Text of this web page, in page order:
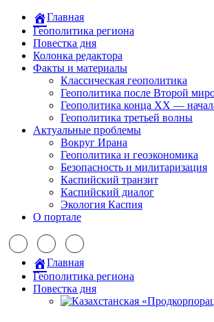
Главная
Геополитика региона
Повестка дня
Колонка редактора
Факты и материалы
Классическая геополитика
Геополитика после Второй
Геополитика конца XX —
Геополитика третьей волны
Актуальные проблемы
Вокруг Ирана
Геополитика и геоэкономика
Безопасность и милитаризация
Каспийский транзит
Каспийский диалог
Экология Каспия
О портале
Главная
Геополитика региона
Повестка дня